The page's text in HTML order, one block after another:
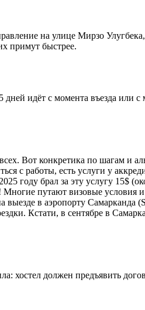
на улице Мирзо
примут быстрее.
идёт с момента въезда
Вот конкретика по шагам
с работы, есть услуги у
году брал за эту услугу
путают визовые
в аэропорту Самарканда
Кстати, в сентябре в
должен предъявить